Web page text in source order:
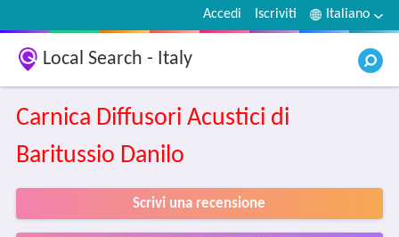
Italiano
Iscriviti
Accedi
Local Search - Italy
Carnica Diffusori Acustici di
Baritussio Danilo
Scrivi una recensione